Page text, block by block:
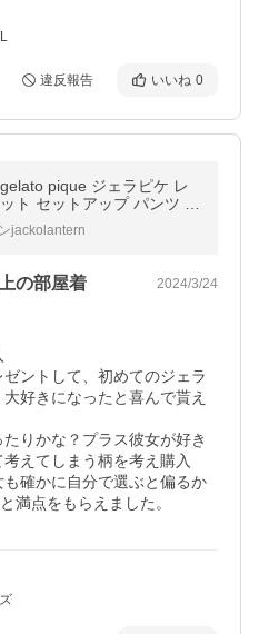
違反報告 いいね 0
pique ジェラピケ レ
ト セットアップ パンツ 長
ジャマ PWNT241093/roo
jackolantern
の部屋着 2024/3/24
ントして、初めてのジェラ
好きになったと喜んで貰え
りかな？プラス彼女が好き
えてしまう柄を考え購入
確かに自分で選ぶと偏るか
満点をもらえました。